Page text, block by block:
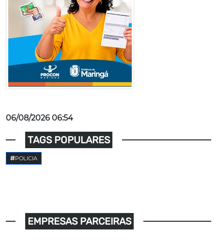
06/08/2026 06:54
TAGS POPULARES
POLICIA
EMPRESAS PARCEIRAS